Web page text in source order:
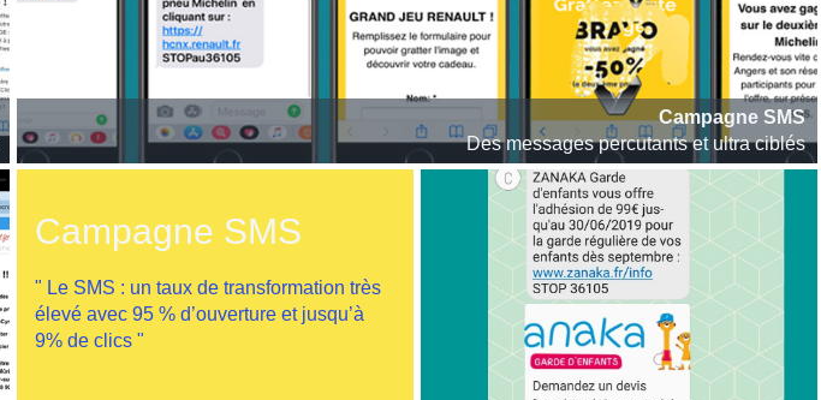
Campagne SMS
Des messages percutants et ultra ciblés
Campagne SMS
" Le SMS : un taux de transformation très
élevé avec 95 % d’ouverture et jusqu’à
9% de clics "